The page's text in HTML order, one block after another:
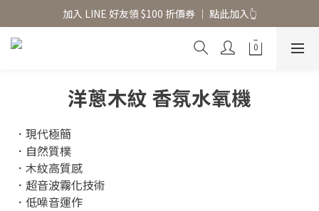
香氛水氧機、擴香香水原精  l 兩件85、三件79折
加入 LINE 好友領 $100 折價券 │ 點此加入👆
洋蔥木紋 香氛水氧機
．現代極簡
．自然質樸
．木紋高質感
．超音波霧化技術
．低噪音運作